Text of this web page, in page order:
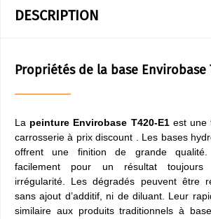
DESCRIPTION
Propriétés de la base Envirobase
La peinture Envirobase T420-E1est une
carrosserie à prix discount . Les bases
offrent une finition de grande qualité.
facilement pour un résultat toujours
irrégularité. Les dégradés peuvent être
sans ajout d’additif, ni de diluant. Leur
similaire aux produits traditionnels à